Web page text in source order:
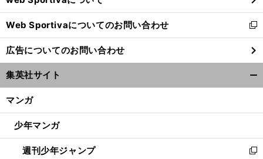
開
く
Web Sportivaについてのお問い合わせ
新
し
い
ウ
ィ
ン
ウ
開
く
広告についてのお問い合わせ
集英社サイト
マンガ
少年マンガ
週刊少年ジャンプ
新